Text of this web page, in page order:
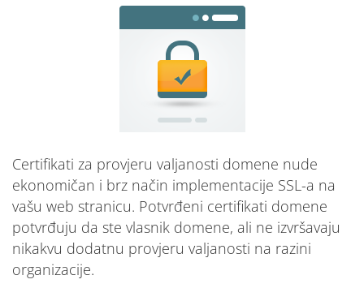
Certifikati za provjeru valjanosti domene nude
ekonomičan i brz način implementacije SSL-a na
vašu web stranicu. Potvrđeni certifikati domene
potvrđuju da ste vlasnik domene, ali ne izvršavaju
nikakvu dodatnu provjeru valjanosti na razini
organizacije.